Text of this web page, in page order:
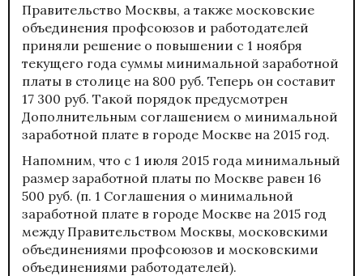
Правительство Москвы, а также московские
объединения профсоюзов и работодателей
приняли решение о повышении с 1 ноября
текущего года суммы минимальной заработной
платы в столице на 800 руб. Теперь он составит
17 300 руб. Такой порядок предусмотрен
Дополнительным соглашением о минимальной
заработной плате в городе Москве на 2015 год.
Напомним, что с 1 июля 2015 года минимальный
размер заработной платы по Москве равен 16
500 руб. (п. 1 Соглашения о минимальной
заработной плате в городе Москве на 2015 год
между Правительством Москвы, московскими
объединениями профсоюзов и московскими
объединениями работодателей).